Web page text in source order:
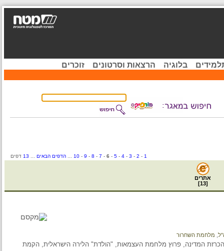
בלוגיה הרצאות וסרטונים זוכרים
-
3
-
4
-
5
-
6
-
7
-
8
-
9
-
10
...הדפים הבאים...
13 דפים
אתרים
השחרור
שארעו במדינת ישראל בשנת 1948: טקס הכרזת המדינה, פרוץ מלחמת העצמאות, "הולדת" הלירה הישראלית, הקמת